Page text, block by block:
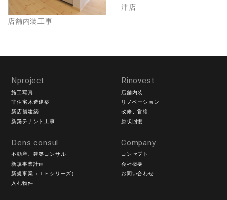
店舗内装工事
津店
Nproject
施工写真
非住宅木造建築
新店舗建築
新築テナント工事
Rinovest
店舗内装
リノベーション
改修、営繕
原状回復
Dens consul
不動産、建築コンサル
新規事業計画
新規事業（ＴＦシリーズ）
入札物件
Company
コンセプト
会社概要
お問い合わせ